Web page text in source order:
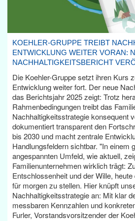
KOEHLER-GRUPPE TREIBT
ENTWICKLUNG WEITER VORAN:
NACHHALTIGKEITSBERICHT
Die Koehler-Gruppe setzt ihren Kurs
Entwicklung weiter fort. Der neue
das Berichtsjahr 2025 zeigt: Trotz
Rahmenbedingungen treibt das
Nachhaltigkeitsstrategie konsequent
dokumentiert transparent den
bis 2030 und macht zentrale
Handlungsfeldern sichtbar. "In einem
angespannten Umfeld, wie aktuell,
Familienunternehmen wirklich trägt:
Entschlossenheit und der Wille,
für morgen zu stellen. Hier knüpft
Nachhaltigkeitsstrategie an: Mit klar
messbaren Kennzahlen und
Furler, Vorstandsvorsitzender der